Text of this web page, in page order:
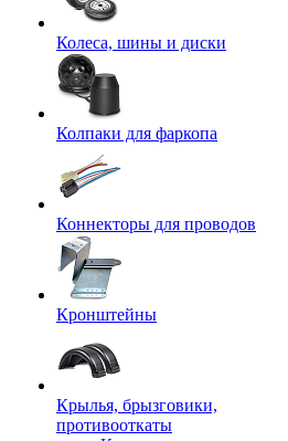
Колеса, шины и диски
Колпаки для фаркопа
Коннекторы для проводов
Кронштейны
Крылья, брызговики,
противооткаты